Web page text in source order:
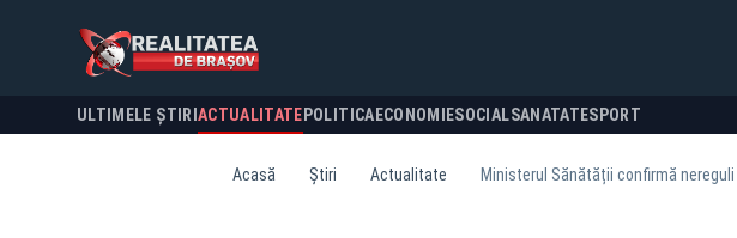
ULTIMELE ȘTIRI ACTUALITATE POLITICA ECONOMIESOCIALSANATATESPORT
Acasă Știri Actualitate Ministerul Sănătății confirmă